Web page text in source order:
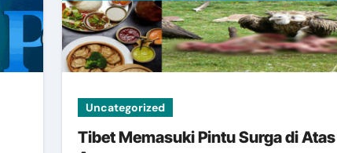
Uncategorized
Tibet Memasuki Pintu Surga di Atas